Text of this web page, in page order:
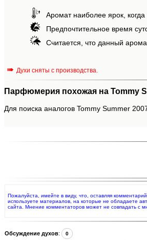
Аромат наиболее ярок,
Предпочтительное время
Считается, что данный
➠ Духи сняты с производства.
Парфюмерия похожая на Tommy
Для поиска аналогов Tommy Summer
Пожалуйста, имейте в виду, что, оставляя
используете материалов, на которые не обладаете
сайта. Мнение комментаторов может не совпадать с
Обсуждение духов: 0